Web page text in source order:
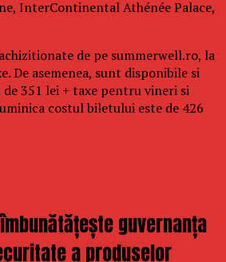
InterContinental Athénée Palace,
de pe summerwell.ro, la
De asemenea, sunt disponibile si
351 lei + taxe pentru vineri si
costul biletului este de 426
guvernanța
a produselor